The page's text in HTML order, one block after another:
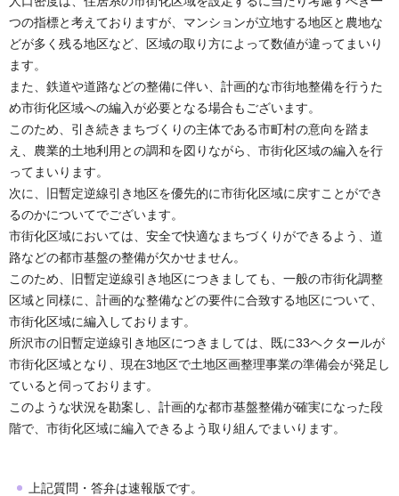
つの指標と考えておりますが、マンションが立地する地区と農地な
どが多く残る地区など、区域の取り方によって数値が違ってまいり
ます。
また、鉄道や道路などの整備に伴い、計画的な市街地整備を行うた
め市街化区域への編入が必要となる場合もございます。
このため、引き続きまちづくりの主体である市町村の意向を踏ま
え、農業的土地利用との調和を図りながら、市街化区域の編入を行
ってまいります。
次に、旧暫定逆線引き地区を優先的に市街化区域に戻すことができ
るのかについてでございます。
市街化区域においては、安全で快適なまちづくりができるよう、道
路などの都市基盤の整備が欠かせません。
このため、旧暫定逆線引き地区につきましても、一般の市街化調整
区域と同様に、計画的な整備などの要件に合致する地区について、
市街化区域に編入しております。
所沢市の旧暫定逆線引き地区につきましては、既に33ヘクタールが
市街化区域となり、現在3地区で土地区画整理事業の準備会が発足し
ていると伺っております。
このような状況を勘案し、計画的な都市基盤整備が確実になった段
階で、市街化区域に編入できるよう取り組んでまいります。
上記質問・答弁は速報版です。